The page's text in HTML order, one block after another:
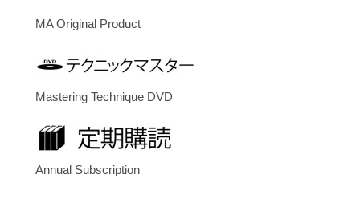
MA Original Product
Mastering Technique DVD
Annual Subscription